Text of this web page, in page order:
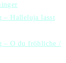
– Halleluja lasst
– O du fröhliche /